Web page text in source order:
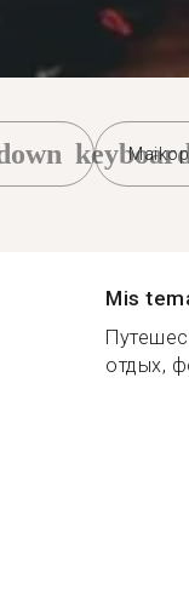
Maikop
Mis
отдых,